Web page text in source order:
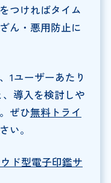
つければタイム
ん・悪用防止に
1ユーザーあたり
導入を検討しや
ぜひ無料トライ
い。
ド型電子印鑑サ